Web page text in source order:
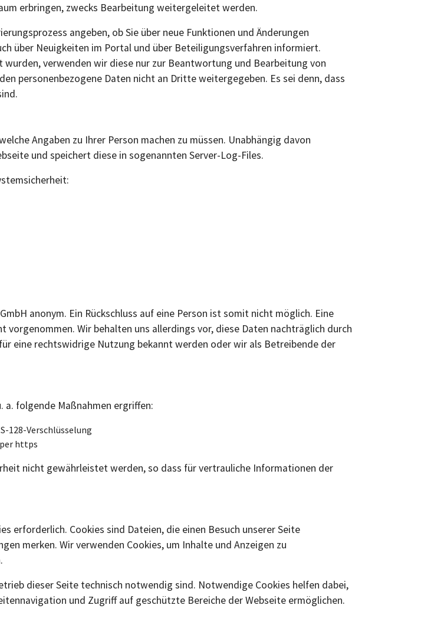
erbringen, zwecks Bearbeitung weitergeleitet werden.
angeben, ob Sie über neue Funktionen und Änderungen
über Neuigkeiten im Portal und über Beteiligungsverfahren informiert.
verwenden wir diese nur zur Beantwortung und Bearbeitung von
personenbezogene Daten nicht an Dritte weitergegeben. Es sei denn, dass
Angaben zu Ihrer Person machen zu müssen. Unabhängig davon
und speichert diese in sogenannten Server-Log-Files.
anonym. Ein Rückschluss auf eine Person ist somit nicht möglich. Eine
Wir behalten uns allerdings vor, diese Daten nachträglich durch
eine rechtswidrige Nutzung bekannt werden oder wir als Betreibende der
a. folgende Maßnahmen ergriffen:
128-Verschlüsselung
https
nicht gewährleistet werden, so dass für vertrauliche Informationen der
erforderlich. Cookies sind Dateien, die einen Besuch unserer Seite
merken. Wir verwenden Cookies, um Inhalte und Anzeigen zu
dieser Seite technisch notwendig sind. Notwendige Cookies helfen dabei,
und Zugriff auf geschützte Bereiche der Webseite ermöglichen.